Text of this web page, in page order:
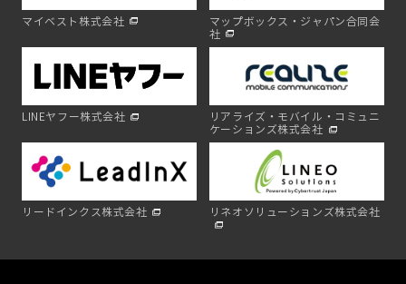
マイベスト株式会社
マップボックス・ジャパン合同会
社
LINEヤフー株式会社
リアライズ・モバイル・コミュニ
ケーションズ株式会社
リードインクス株式会社 リネオソリューションズ株式会社